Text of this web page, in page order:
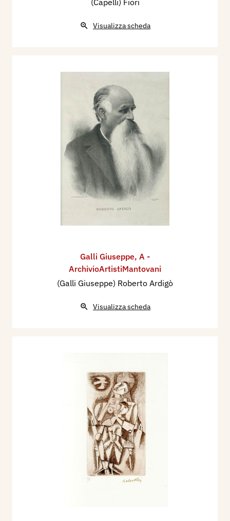
Visualizza scheda
Galli Giuseppe, A -
ArchivioArtistiMantovani
(Galli Giuseppe) Roberto Ardigò
Visualizza scheda